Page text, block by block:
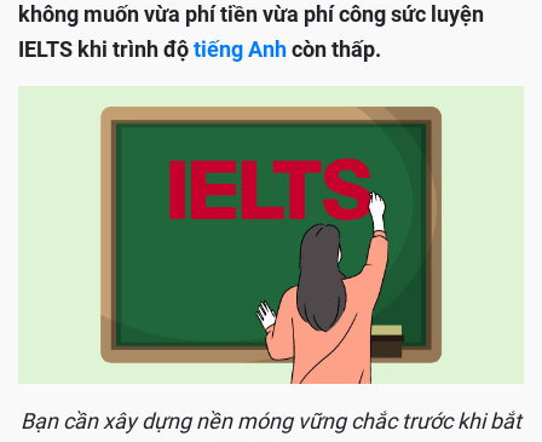
không muốn vừa phí tiền vừa phí công sức luyện
IELTS khi trình độtiếng Anhcòn thấp.
Bạn cần xây dựng nền móng vững chắc trước khi bắt